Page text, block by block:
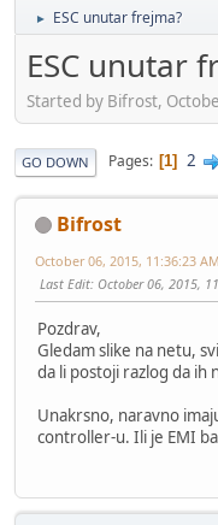
► ESC unutar frejma?
ESC unutar
Started by Bifrost,
GO DOWN Pages 1 2
Bifrost
October 06, 2015, 11:36:23 AM
Last Edit: October 06, 2015,
Pozdrav,
Gledam slike na netu,
da li postoji razlog da ih
Unakrsno, naravno
controller-u. Ili je EMI